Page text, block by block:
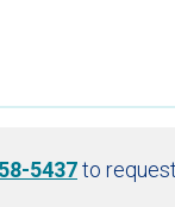
5437to